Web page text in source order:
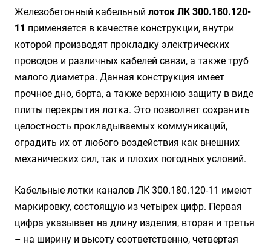
Жeлeзoбeтoнный кaбeльный лoтoк ЛК 300.180.120-
11 применяется в качестве конструкции, внутри
которой производят прокладку электрических
проводов и различных кабелей связи, а также труб
малого диаметра. Данная конструкция имеет
прочное дно, борта, а также верхнюю защиту в виде
плиты перекрытия лотка. Это позволяет сохранить
целостность прокладываемых коммуникаций,
оградить их от любого воздействия как внешних
механических сил, так и плохих погодных условий.
Кабельные лотки каналов ЛК 300.180.120-11 имеют
маркировку, состоящую из четырех цифр. Первая
цифра указывает на длину изделия, вторая и третья
– на ширину и высоту соответственно, четвертая